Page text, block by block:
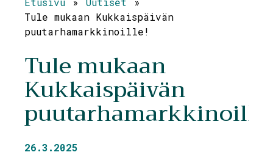
Tule mukaan Kukkaispäivän
puutarhamarkkinoille!
Tule mukaan
Kukkaispäivän
puutarhamarkkinoille!
26.3.2025